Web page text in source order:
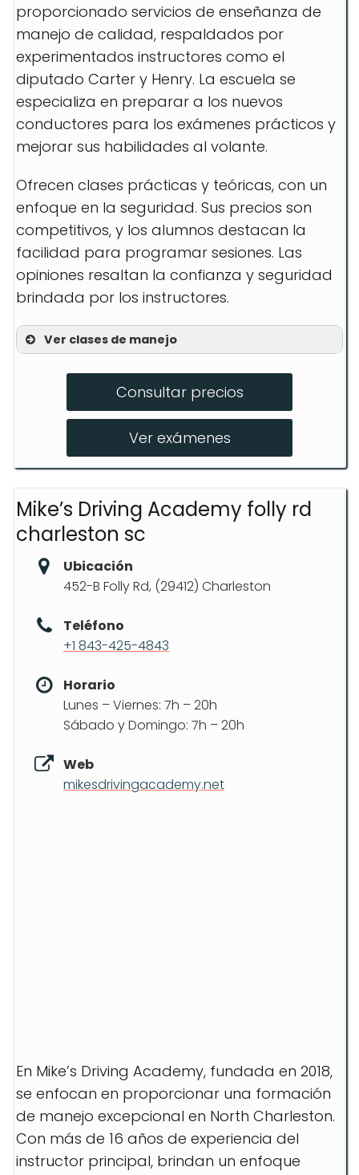
proporcionado servicios de enseñanza de
manejo de calidad, respaldados por
experimentados instructores como el
diputado Carter y Henry. La escuela se
especializa en preparar a los nuevos
conductores para los exámenes prácticos y
mejorar sus habilidades al volante.
Ofrecen clases prácticas y teóricas, con un
enfoque en la seguridad. Sus precios son
competitivos, y los alumnos destacan la
facilidad para programar sesiones. Las
opiniones resaltan la confianza y seguridad
brindada por los instructores.
Ver clases de manejo
Clases teóricas
Preparación para examen
Consultar precios
Ver exámenes
Mike’s Driving Academy folly rd
charleston sc
Ubicación
452-B Folly Rd, (29412) Charleston
Teléfono
+1 843-425-4843
Horario
Lunes – Viernes: 7h – 20h
Sábado y Domingo: 7h – 20h
Web
mikesdrivingacademy.net
En Mike’s Driving Academy, fundada en 2018,
se enfocan en proporcionar una formación
de manejo excepcional en North Charleston.
Con más de 16 años de experiencia del
instructor principal, brindan un enfoque